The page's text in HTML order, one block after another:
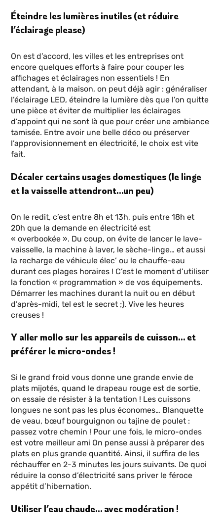
Éteindre les lumières inutiles (et réduire
l’éclairage please)
On est d’accord, les villes et les entreprises ont
encore quelques efforts à faire pour couper les
affichages et éclairages non essentiels ! En
attendant, à la maison, on peut déjà agir : généraliser
l’éclairage LED, éteindre la lumière dès que l’on quitte
une pièce et éviter de multiplier les éclairages
d’appoint qui ne sont là que pour créer une ambiance
tamisée. Entre avoir une belle déco ou préserver
l’approvisionnement en électricité, le choix est vite
fait.
Décaler certains usages domestiques (le linge
et la vaisselle attendront…un peu)
On le redit, c’est entre 8h et 13h, puis entre 18h et
20h que la demande en électricité est
« overbookée ». Du coup, on évite de lancer le lave-
vaisselle, la machine à laver, le sèche-linge… et aussi
la recharge de véhicule élec’ ou le chauffe-eau
durant ces plages horaires ! C’est le moment d’utiliser
la fonction « programmation » de vos équipements.
Démarrer les machines durant la nuit ou en début
d’après-midi, tel est le secret ;). Vive les heures
creuses !
Y aller mollo sur les appareils de cuisson… et
préférer le micro-ondes !
Si le grand froid vous donne une grande envie de
plats mijotés, quand le drapeau rouge est de sortie,
on essaie de résister à la tentation ! Les cuissons
longues ne sont pas les plus économes… Blanquette
de veau, bœuf bourguignon ou tajine de poulet :
passez votre chemin ! Pour une fois, le micro-ondes
est votre meilleur ami On pense aussi à préparer des
plats en plus grande quantité. Ainsi, il suffira de les
réchauffer en 2-3 minutes les jours suivants. De quoi
réduire la conso d’électricité sans priver le féroce
appétit d’hibernation.
Utiliser l’eau chaude… avec modération !